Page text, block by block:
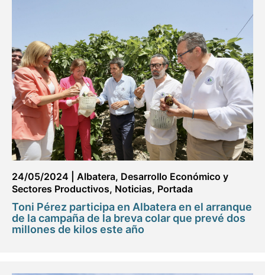
24/05/2024 Albatera, Desarrollo Económico y
Sectores Productivos, Noticias, Portada
Toni Pérez participa en Albatera en el arranque
de la campaña de la breva colar que prevé dos
millones de kilos este año